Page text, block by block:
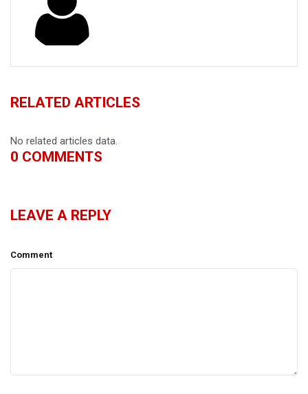
RELATED ARTICLES
No related articles data.
0 COMMENTS
LEAVE A REPLY
Comment